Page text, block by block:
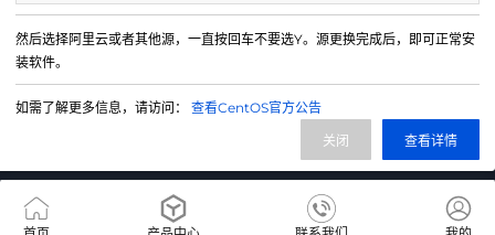
微信公众号
IDC/ISP证号 B1-20214840
然后选择阿里云或者其他源，一直按回车不要选Y。源更换完成后，即可正常安
装软件。
如需了解更多信息，请访问： 查看CentOS官方公告
查看详情
关闭